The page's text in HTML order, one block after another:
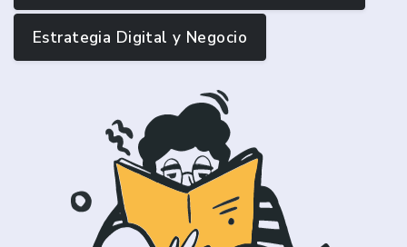
Estrategia Digital y Negocio